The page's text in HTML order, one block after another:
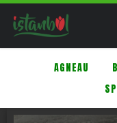
Skip to content
AGNEAU